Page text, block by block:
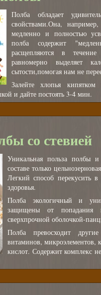
Полба обладает
свойствами.Она,
медленно и полностью
полба содержит
расщепляются в
равномерно выделяет
сытости,помогая нам не
Залейте хлопья
и дайте постоять 3-4 мин.
со стевией
Уникальная польза полбы
составе только
Легкий способ перекусить
здоровья.
Полба экологичный и
защищены от попадания
сверхпрочной оболочкой-
Полба превосходит
витаминов,
кислот. Содержит комплекс
со стевией